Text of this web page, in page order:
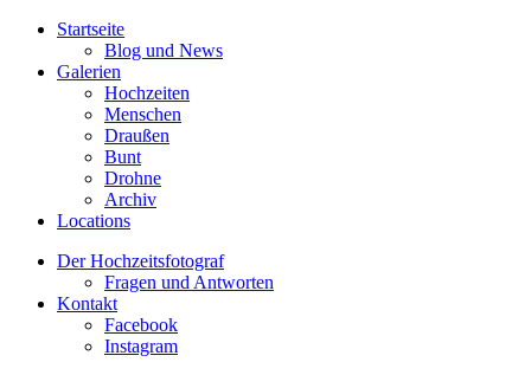
Startseite
Blog und News
Galerien
Hochzeiten
Menschen
Draußen
Bunt
Drohne
Archiv
Locations
Der Hochzeitsfotograf
Fragen und Antworten
Kontakt
Facebook
Instagram